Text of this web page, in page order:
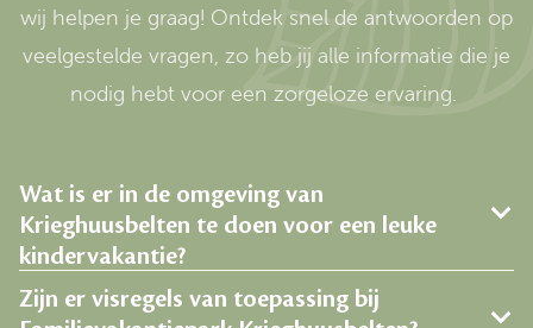
wij helpen je graag! Ontdek snel de antwoorden op
veelgestelde vragen, zo heb jij alle informatie die je
nodig hebt voor een zorgeloze ervaring.
Wat is er in de omgeving van
Krieghuusbelten te doen voor een leuke
kindervakantie?
Zijn er visregels van toepassing bij